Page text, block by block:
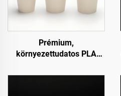
Prémium,
környezettudatos PLA